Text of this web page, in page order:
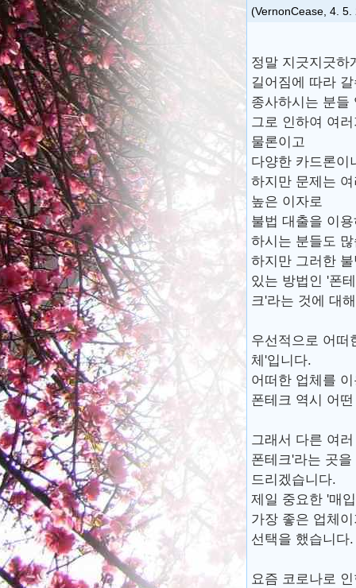
(VernonCease, 4. 5.
정말 지긋지긋하
길어짐에 따라
종사하시는 분들
그로 인하여 여
물론이고
다양한 카드론이
하지만 문제는
높은 이자로
불법 대출을 이
하시는 분들도
하지만 그러한
있는 방법인 '폰
크'라는 것에 대
우선적으로 어떠
체'입니다.
어떠한 업체를
폰테크 역시 어
그래서 다른 여
폰테크'라는 곳을
드리겠습니다.
제일 중요한 '매
가장 좋은 업체
선택을 했습니다.
요즘 코로나로